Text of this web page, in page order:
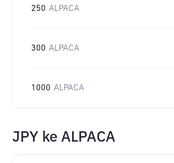
250 ALPACA
300 ALPACA
1000 ALPACA
JPY ke ALPACA